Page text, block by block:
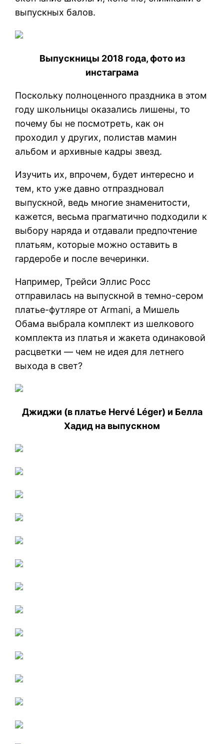
выпускных балов.
Выпускницы 2018 года, фото из
инстаграма
Поскольку полноценного праздника в этом
году школьницы оказались лишены, то
почему бы не посмотреть, как он
проходил у других, полистав мамин
альбом и архивные кадры звезд.
Изучить их, впрочем, будет интересно и
тем, кто уже давно отпраздновал
выпускной, ведь многие знаменитости,
кажется, весьма прагматично подходили к
выбору наряда и отдавали предпочтение
платьям, которые можно оставить в
гардеробе и после вечеринки.
Например, Трейси Эллис Росс
отправилась на выпускной в темно-сером
платье-футляре от Armani, а Мишель
Обама выбрала комплект из шелкового
комплекта из платья и жакета одинаковой
расцветки — чем не идея для летнего
выхода в свет?
Джиджи (в платье Hervé Léger) и Белла
Хадид на выпускном